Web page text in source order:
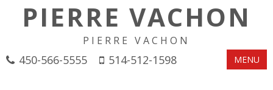
PIERRE VACHON
PIERRE VACHON
450-566-5555 514-512-1598 MENU